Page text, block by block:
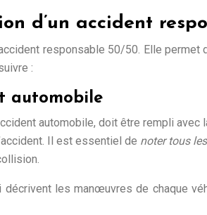
d’un accident
responsable 50/50. Elle
:
automobile
automobile, doit être rempli
Il est essentiel de noter tous
les manœuvres de chaque